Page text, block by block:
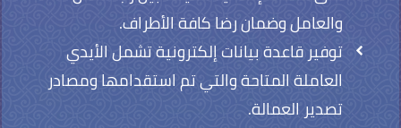
والعامل وضمان رضا كافة الأطراف.
توفير قاعدة بيانات إلكترونية تشمل الأيدي
العاملة المتاحة والتي تم استقدامها ومصادر
تصدير العمالة.